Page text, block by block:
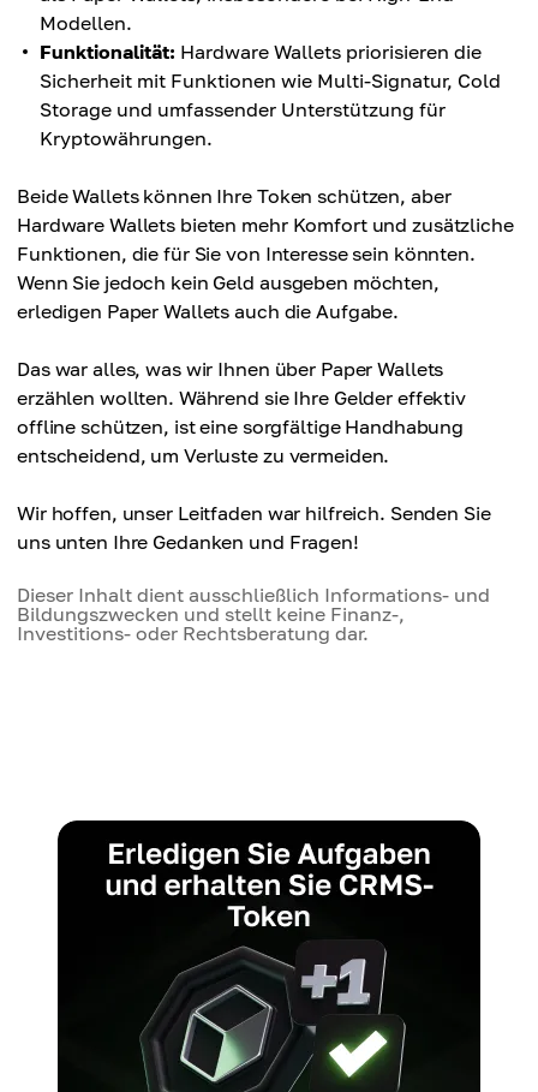
Modellen.
Funktionalität: Hardware Wallets priorisieren die
Sicherheit mit Funktionen wie Multi-Signatur, Cold
Storage und umfassender Unterstützung für
Kryptowährungen.
Beide Wallets können Ihre Token schützen, aber
Hardware Wallets bieten mehr Komfort und zusätzliche
Funktionen, die für Sie von Interesse sein könnten.
Wenn Sie jedoch kein Geld ausgeben möchten,
erledigen Paper Wallets auch die Aufgabe.
Das war alles, was wir Ihnen über Paper Wallets
erzählen wollten. Während sie Ihre Gelder effektiv
offline schützen, ist eine sorgfältige Handhabung
entscheidend, um Verluste zu vermeiden.
Wir hoffen, unser Leitfaden war hilfreich. Senden Sie
uns unten Ihre Gedanken und Fragen!
Dieser Inhalt dient ausschließlich Informations- und
Bildungszwecken und stellt keine Finanz-,
Investitions- oder Rechtsberatung dar.